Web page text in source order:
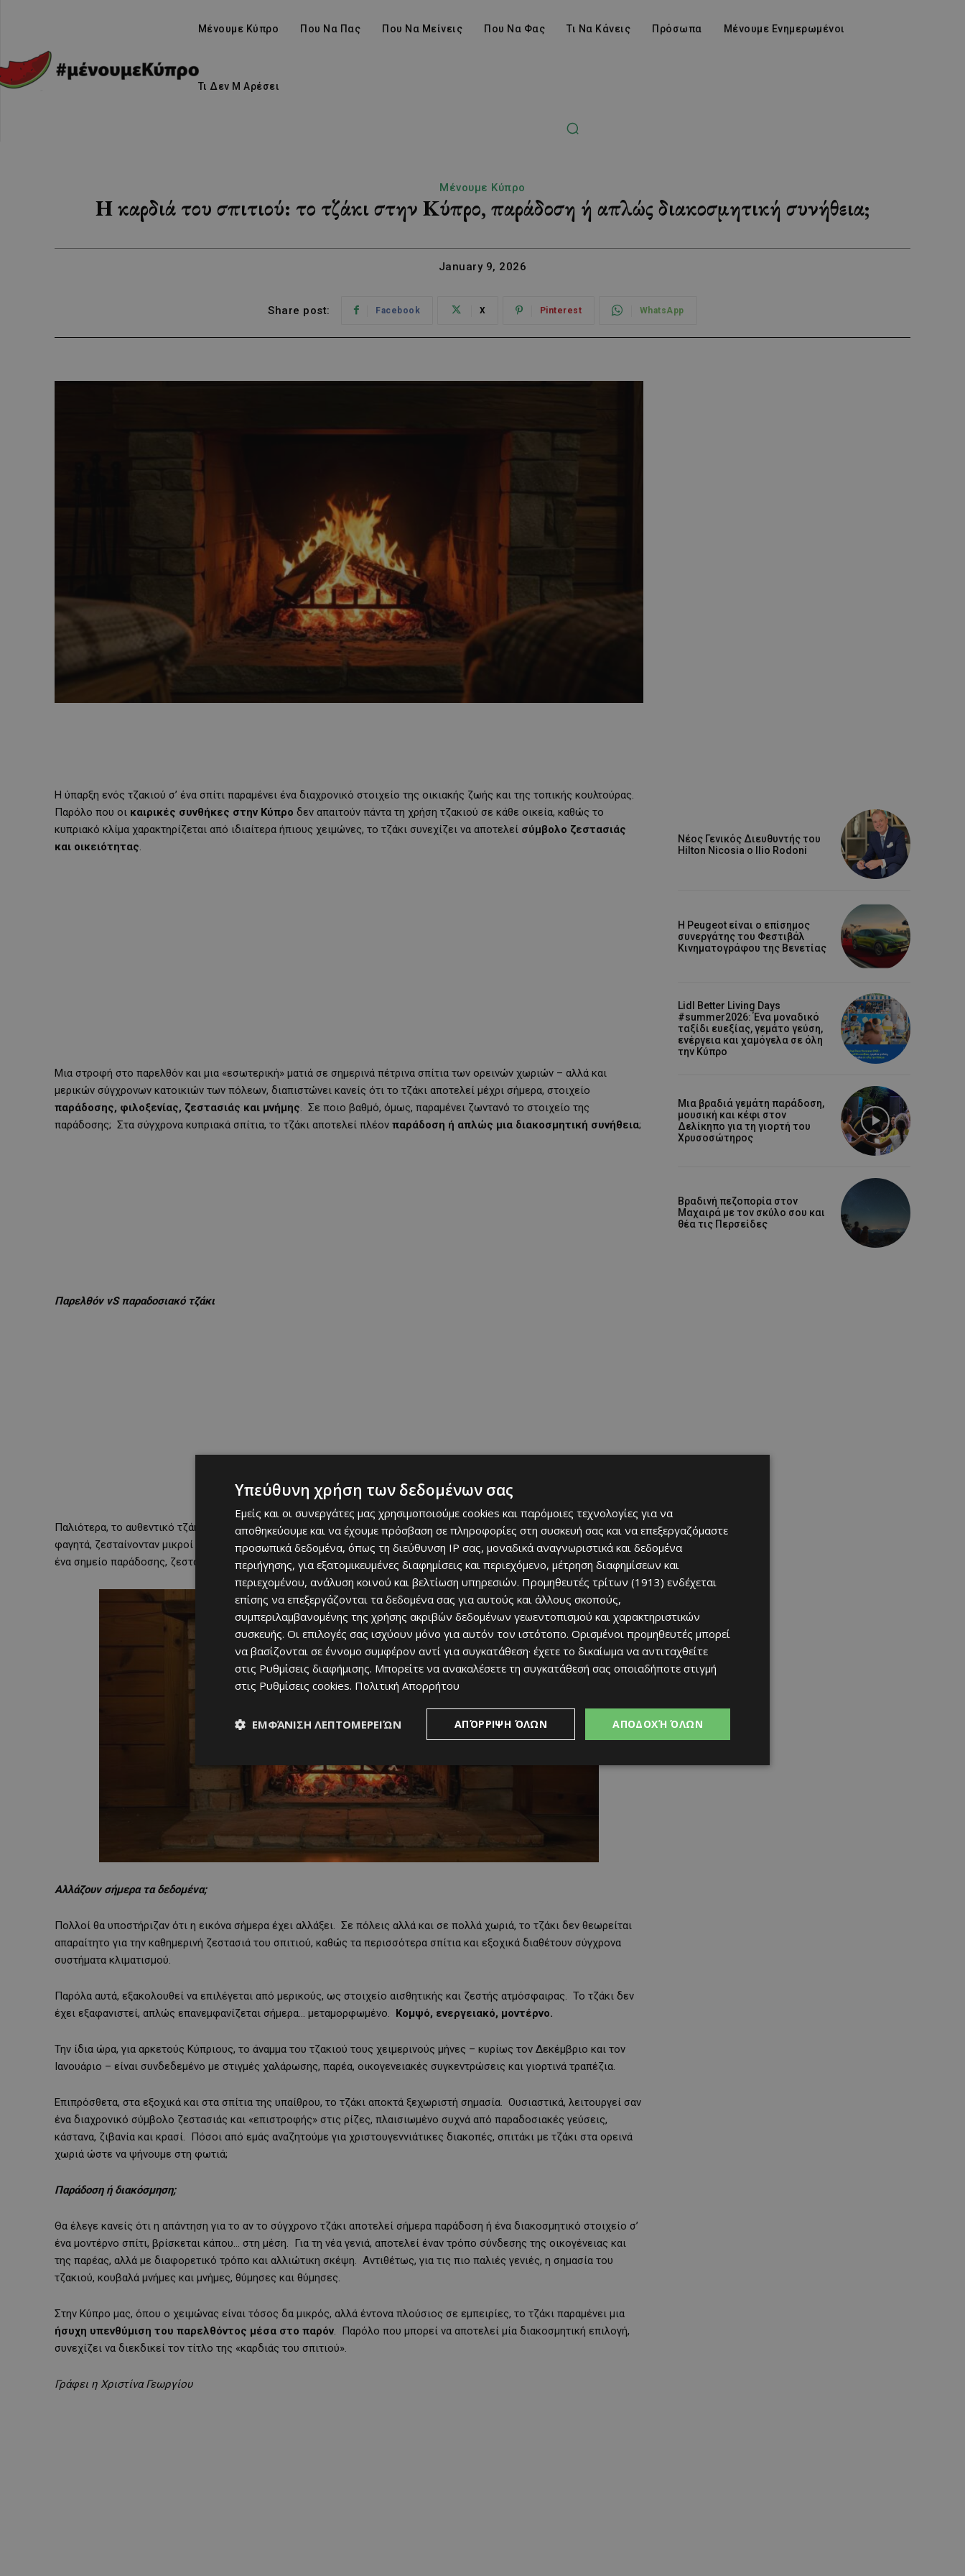
Μένουμε Κύπρο Που Να Πας Που Να Μείνεις Που Να Φας Τι Να Κάνεις Πρόσωπα Μένουμε Ενημερωμένοι
Τι Δεν Μ Αρέσει
Μένουμε Κύπρο
Η καρδιά του σπιτιού: το τζάκι στην Κύπρο, παράδοση ή απλώς διακοσμητική συνήθεια;
January 9, 2026
Share post: Facebook X Pinterest WhatsApp
Η ύπαρξη ενός τζακιού σ’ ένα σπίτι παραμένει ένα διαχρονικό στοιχείο της οικιακής ζωής και της τοπικής κουλτούρας.
Παρόλο που οι καιρικές συνθήκες στην Κύπρο δεν απαιτούν πάντα τη χρήση τζακιού σε κάθε οικεία, καθώς το
κυπριακό κλίμα χαρακτηρίζεται από ιδιαίτερα ήπιους χειμώνες, το τζάκι συνεχίζει να αποτελεί σύμβολο ζεστασιάς
και οικειότητας.
Μια στροφή στο παρελθόν και μια «εσωτερική» ματιά σε σημερινά πέτρινα σπίτια των ορεινών χωριών – αλλά και
μερικών σύγχρονων κατοικιών των πόλεων, διαπιστώνει κανείς ότι το τζάκι αποτελεί μέχρι σήμερα, στοιχείο
παράδοσης, φιλοξενίας, ζεστασιάς και μνήμης. Σε ποιο βαθμό, όμως, παραμένει ζωντανό το στοιχείο της
παράδοσης; Στα σύγχρονα κυπριακά σπίτια, το τζάκι αποτελεί πλέον παράδοση ή απλώς μια διακοσμητική συνήθεια;
Παρελθόν vSπαραδοσιακό τζάκι
Παλιότερα, το αυθεντικό τζάκι χτισμένο με πέτρα, αποτελούσε την «καρδιά» του σπιτιού. Γύρω του μαγείρευαν σπιτικά
φαγητά, ζεσταίνονταν μικροί και μεγάλοι και συγκεντρώνονταν οι οικογένειες και γνωστοί για τα νέα τους. Ήταν καθαρά,
ένα σημείο παράδοσης, ζεστασιάς και ανταμώματος.
Αλλάζουν σήμερα τα δεδομένα;
Πολλοί θα υποστήριζαν ότι η εικόνα σήμερα έχει αλλάξει. Σε πόλεις αλλά και σε πολλά χωριά, το τζάκι δεν θεωρείται
απαραίτητο για την καθημερινή ζεστασιά του σπιτιού, καθώς τα περισσότερα σπίτια και εξοχικά διαθέτουν σύγχρονα
συστήματα κλιματισμού.
Παρόλα αυτά, εξακολουθεί να επιλέγεται από μερικούς, ως στοιχείο αισθητικής και ζεστής ατμόσφαιρας. Το τζάκι δεν
έχει εξαφανιστεί, απλώς επανεμφανίζεται σήμερα… μεταμορφωμένο. Κομψό, ενεργειακό, μοντέρνο.
Την ίδια ώρα, για αρκετούς Κύπριους, το άναμμα του τζακιού τους χειμερινούς μήνες – κυρίως τον Δεκέμβριο και τον
Ιανουάριο – είναι συνδεδεμένο με στιγμές χαλάρωσης, παρέα, οικογενειακές συγκεντρώσεις και γιορτινά τραπέζια.
Επιπρόσθετα, στα εξοχικά και στα σπίτια της υπαίθρου, το τζάκι αποκτά ξεχωριστή σημασία. Ουσιαστικά, λειτουργεί σαν
ένα διαχρονικό σύμβολο ζεστασιάς και «επιστροφής» στις ρίζες, πλαισιωμένο συχνά από παραδοσιακές γεύσεις,
κάστανα, ζιβανία και κρασί. Πόσοι από εμάς αναζητούμε για χριστουγεννιάτικες διακοπές, σπιτάκι με τζάκι στα ορεινά
χωριά ώστε να ψήνουμε στη φωτιά;
Παράδοση ή διακόσμηση;
Θα έλεγε κανείς ότι η απάντηση για το αν το σύγχρονο τζάκι αποτελεί σήμερα παράδοση ή ένα διακοσμητικό στοιχείο σ’
ένα μοντέρνο σπίτι, βρίσκεται κάπου… στη μέση. Για τη νέα γενιά, αποτελεί έναν τρόπο σύνδεσης της οικογένειας και
της παρέας, αλλά με διαφορετικό τρόπο και αλλιώτικη σκέψη. Αντιθέτως, για τις πιο παλιές γενιές, η σημασία του
τζακιού, κουβαλά μνήμες και μνήμες, θύμησες και θύμησες.
Στην Κύπρο μας, όπου ο χειμώνας είναι τόσος δα μικρός, αλλά έντονα πλούσιος σε εμπειρίες, το τζάκι παραμένει μια
ήσυχη υπενθύμιση του παρελθόντος μέσα στο παρόν. Παρόλο που μπορεί να αποτελεί μία διακοσμητική επιλογή,
συνεχίζει να διεκδικεί τον τίτλο της «καρδιάς του σπιτιού».
Γράφει η Χριστίνα Γεωργίου
Νέος Γενικός Διευθυντής του
Hilton Nicosia ο Ilio Rodoni
Η Peugeot είναι ο επίσημος
συνεργάτης του Φεστιβάλ
Κινηματογράφου της Βενετίας
Lidl Better Living Days
#summer2026: Ένα μοναδικό
ταξίδι ευεξίας, γεμάτο γεύση,
ενέργεια και χαμόγελα σε όλη
την Κύπρο
Μια βραδιά γεμάτη παράδοση,
μουσική και κέφι στον
Δελίκηπο για τη γιορτή του
Χρυσοσώτηρος
Βραδινή πεζοπορία στον
Μαχαιρά με τον σκύλο σου και
θέα τις Περσείδες
Υπεύθυνη χρήση των δεδομένων σας
Εμείς και οι συνεργάτες μας χρησιμοποιούμε cookies και παρόμοιες τεχνολογίες για να
αποθηκεύουμε και να έχουμε πρόσβαση σε πληροφορίες στη συσκευή σας και να επεξεργαζόμαστε
προσωπικά δεδομένα, όπως τη διεύθυνση IP σας, μοναδικά αναγνωριστικά και δεδομένα
περιήγησης, για εξατομικευμένες διαφημίσεις και περιεχόμενο, μέτρηση διαφημίσεων και
περιεχομένου, ανάλυση κοινού και βελτίωση υπηρεσιών. Προμηθευτές τρίτων (1913) ενδέχεται
επίσης να επεξεργάζονται τα δεδομένα σας για αυτούς και άλλους σκοπούς,
συμπεριλαμβανομένης της χρήσης ακριβών δεδομένων γεωεντοπισμού και χαρακτηριστικών
συσκευής. Οι επιλογές σας ισχύουν μόνο για αυτόν τον ιστότοπο. Ορισμένοι προμηθευτές μπορεί
να βασίζονται σε έννομο συμφέρον αντί για συγκατάθεση· έχετε το δικαίωμα να αντιταχθείτε
στις Ρυθμίσεις διαφήμισης. Μπορείτε να ανακαλέσετε τη συγκατάθεσή σας οποιαδήποτε στιγμή
στις Ρυθμίσεις cookies. Πολιτική Απορρήτου
ΑΠΟΔΟΧΉ ΌΛΩΝ
ΑΠΌΡΡΙΨΗ ΌΛΩΝ
ΕΜΦΆΝΙΣΗ ΛΕΠΤΟΜΕΡΕΙΏΝ